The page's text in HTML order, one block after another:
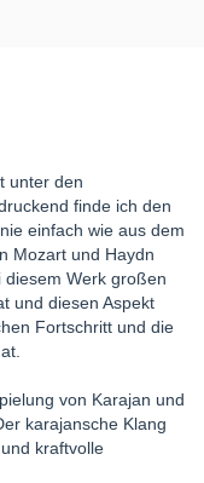
unter den
finde ich den
einfach wie aus dem
Mozart und Haydn
Werk großen
und diesen Aspekt
Fortschritt und die
von Karajan und
karajansche Klang
kraftvolle